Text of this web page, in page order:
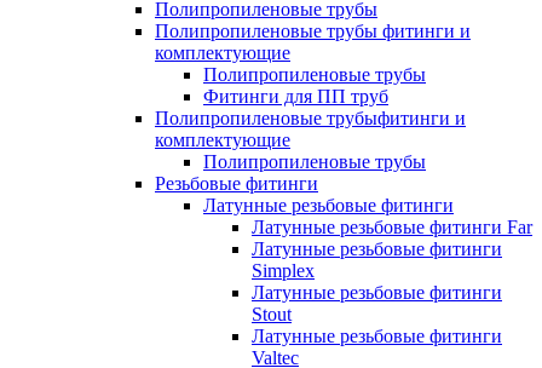
Полипропиленовые трубы
Полипропиленовые трубы фитинги и
комплектующие
Полипропиленовые трубы
Фитинги для ПП труб
Полипропиленовые трубыфитинги и
комплектующие
Полипропиленовые трубы
Резьбовые фитинги
Латунные резьбовые фитинги
Латунные резьбовые фитинги Far
Латунные резьбовые фитинги
Simplex
Латунные резьбовые фитинги
Stout
Латунные резьбовые фитинги
Valtec